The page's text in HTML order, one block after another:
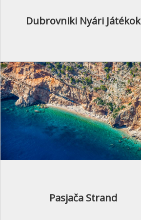
Dubrovniki Nyári Játékok
Pasjača Strand